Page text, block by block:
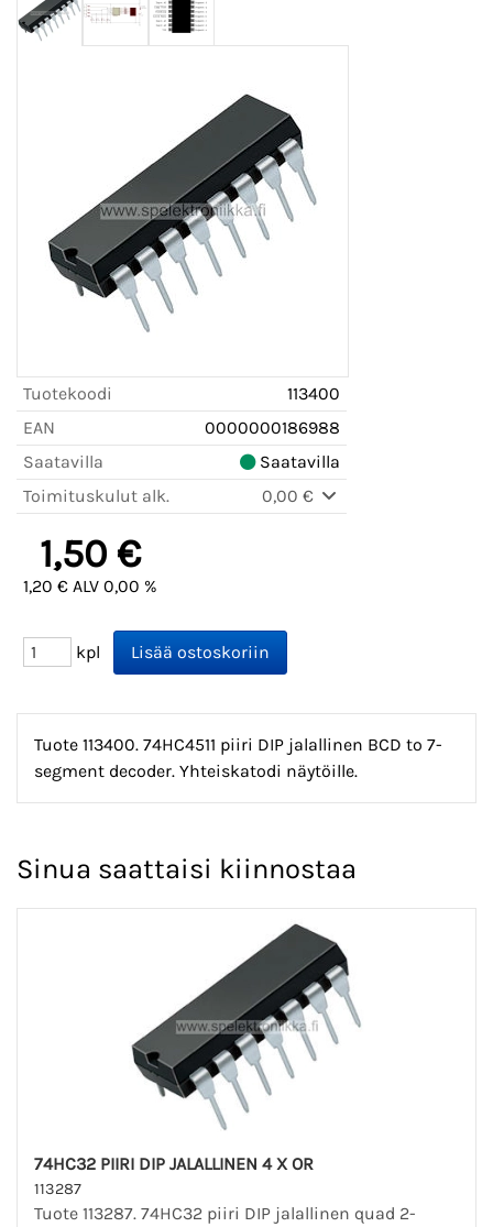
Tuotekoodi
113400
EAN
0000000186988
Saatavilla
Saatavilla
Toimituskulut alk.
0,00 €
1,50 €
1,20 € ALV 0,00 %
kpl
Tuote 113400. 74HC4511 piiri DIP jalallinen BCD to 7-
segment decoder. Yhteiskatodi näytöille.
Sinua saattaisi kiinnostaa
74HC32 PIIRI DIP JALALLINEN 4 X OR
113287
Tuote 113287. 74HC32 piiri DIP jalallinen quad 2-